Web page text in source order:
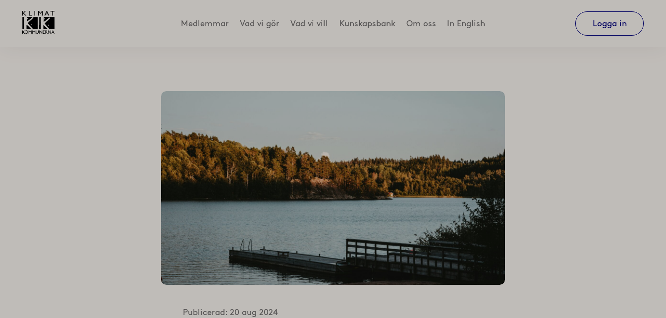
Medlemmar Vad vi gör Vad vi vill Kunskapsbank Om oss In English Logga in
Publicerad: 20 aug 2024